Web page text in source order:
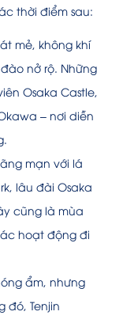
thời điểm sau:
mẻ, không khí
nở rộ. Những
Osaka Castle,
– nơi diễn
mạn với lá
lâu đài Osaka
cũng là mùa
hoạt động đi
ẩm, nhưng
đó, Tenjin